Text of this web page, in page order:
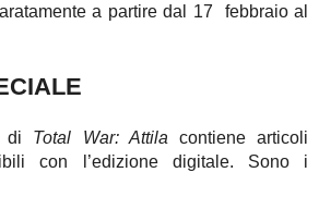
a partire dal 17 febbraio al
di Total War: Attila contiene articoli
con l’edizione digitale. Sono i